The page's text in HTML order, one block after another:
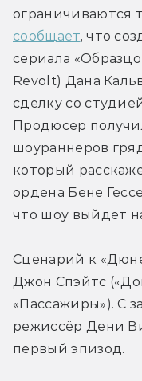
сообщает, что
сериала
Revolt) Дана
сделку со
Продюсер
шоураннеров
который
ордена Бене
что шоу выйдет
Сценарий к
Джон Спэйтс
«Пассажиры»). С
режиссёр Дени
первый эпизод.